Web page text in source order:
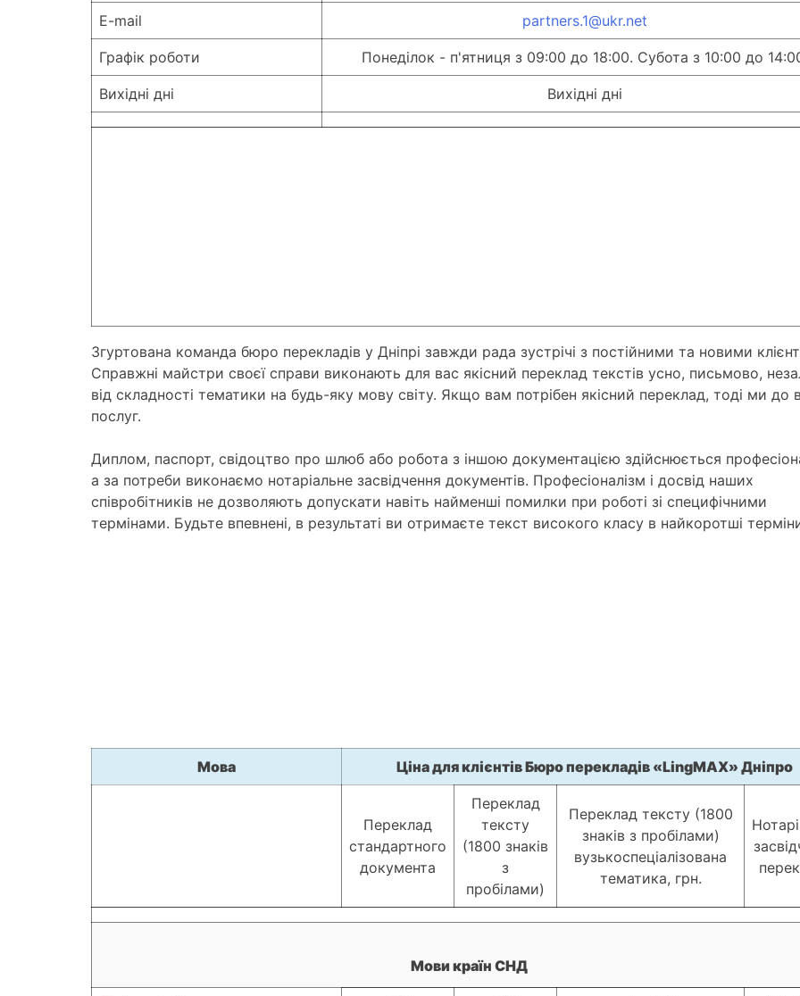
E-mail partners.1@ukr.net
Графік роботи Понеділок - п'ятниця з 09:00 до 18:00. Субота з 10:00 до
Вихідні дні Вихідні дні
Згуртована команда бюро перекладів у Дніпрі завжди рада зустрічі з постійними та новими
Справжні майстри своєї справи виконають для вас якісний переклад текстів усно, письмово,
від складності тематики на будь-яку мову світу. Якщо вам потрібен якісний переклад, тоді ми до
послуг.
Диплом, паспорт, свідоцтво про шлюб або робота з іншою документацією здійснюється
а за потреби виконаємо нотаріальне засвідчення документів. Професіоналізм і досвід наших
співробітників не дозволяють допускати навіть найменші помилки при роботі зі специфічними
термінами. Будьте впевнені, в результаті ви отримаєте текст високого класу в найкоротші
Мова Ціна для клієнтів Бюро перекладів «LingMAX» Дніпро
Переклад
стандартного
документа
Переклад
тексту
(1800 знаків
з
пробілами)
Переклад тексту (1800
знаків з пробілами)
вузькоспеціалізована
тематика, грн.
Мови країн СНД